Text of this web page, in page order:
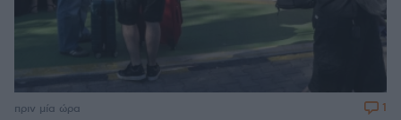
πριν μία ώρα 1